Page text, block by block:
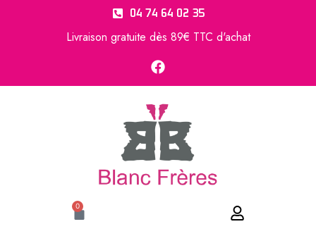
04 74 64 02 35
Livraison gratuite dès 89€ TTC d'achat
0